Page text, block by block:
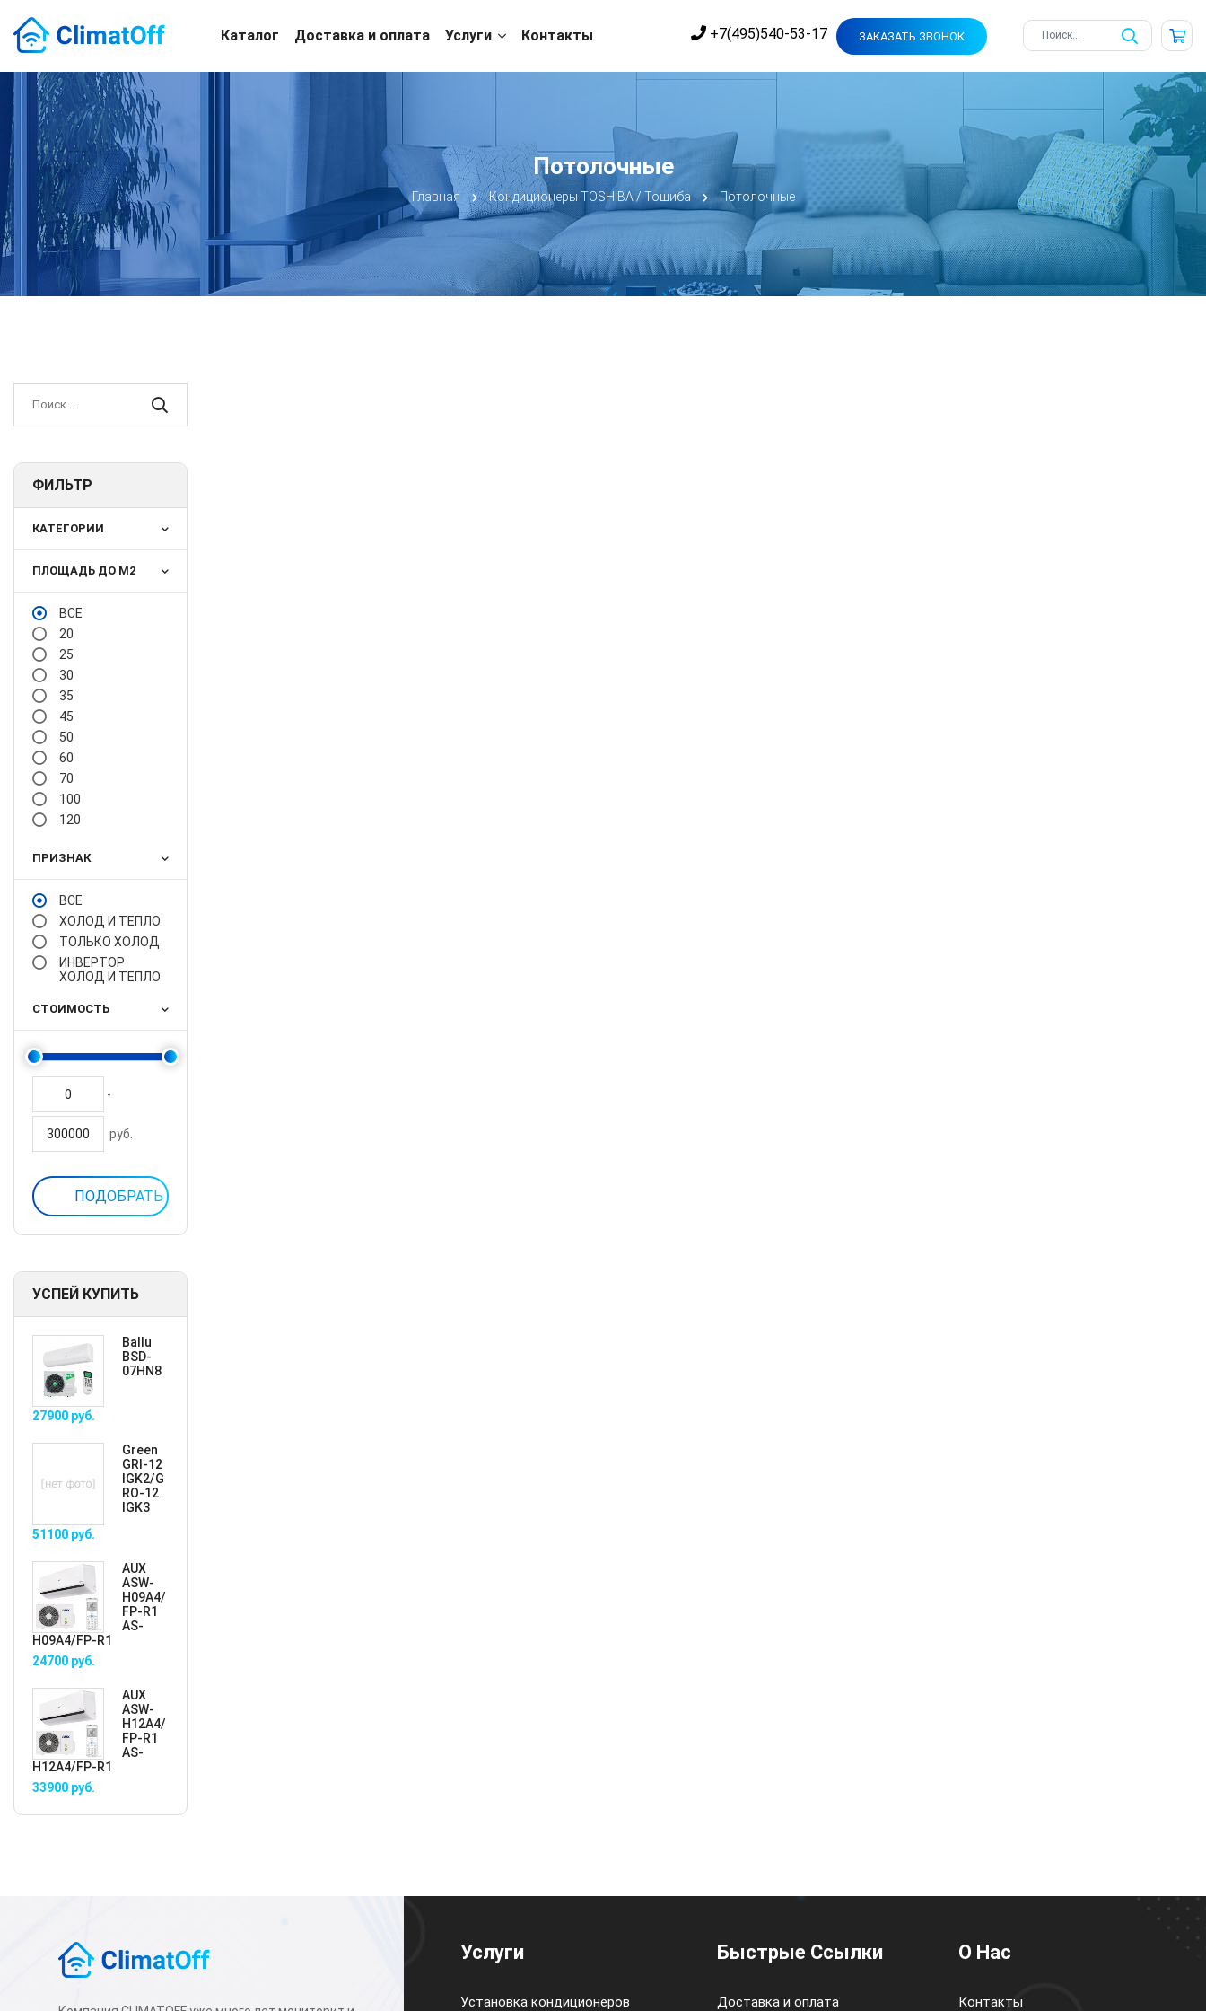
+7(495)540-53-17 ЗАКАЗАТЬ ЗВОНОК
Каталог Доставка и оплата Услуги Контакты
Потолочные
Главная Кондиционеры TOSHIBA / Тошиба Потолочные
ФИЛЬТР
КАТЕГОРИИ
ПЛОЩАДЬ ДО М2
ВСЕ
20
25
30
35
45
50
60
70
100
120
ПРИЗНАК
ВСЕ
ХОЛОД И ТЕПЛО
ТОЛЬКО ХОЛОД
ИНВЕРТОР
ХОЛОД И ТЕПЛО
СТОИМОСТЬ
-
руб.
УСПЕЙ КУПИТЬ
Ballu
BSD-
07HN8
27900 руб.
Green
GRI-12
IGK2/G
RO-12
IGK3
51100 руб.
AUX
ASW-
H09A4/
FP-R1
AS-
H09A4/FP-R1
24700 руб.
AUX
ASW-
H12A4/
FP-R1
AS-
H12A4/FP-R1
33900 руб.
Услуги
Установка кондиционеров
Быстрые Ссылки
Доставка и оплата
О Нас
Контакты